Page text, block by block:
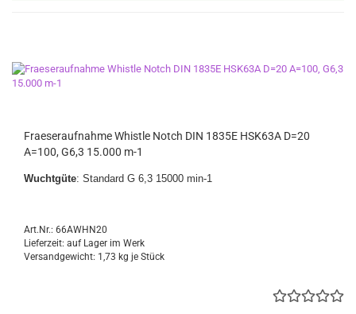
Fraeseraufnahme Whistle Notch DIN 1835E HSK63A D=20
A=100, G6,3 15.000 m-1
Wuchtgüte: Standard G 6,3 15000 min-1
Art.Nr.: 66AWHN20
Lieferzeit: auf Lager im Werk
Versandgewicht: 1,73 kg je Stück